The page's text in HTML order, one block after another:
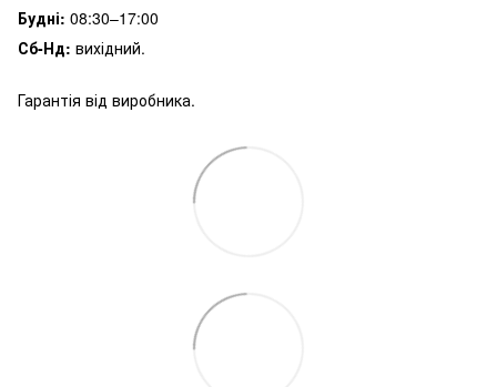
Будні: 08:30–17:00
Сб-Нд: вихідний.
Гарантія від виробника.